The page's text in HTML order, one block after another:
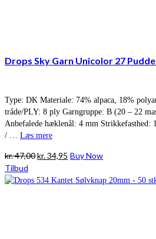
Drops Sky Garn Unicolor 27
Type: DK Materiale: 74% alpaca, 18%
tråde/PLY: 8 ply Garngruppe: B (20 – 22
Anbefalede hæklenål: 4 mm
/ … Læs mere
kr.47,00Den
pris
kr.34,95 Den
pris
Buy Now
Tilbud